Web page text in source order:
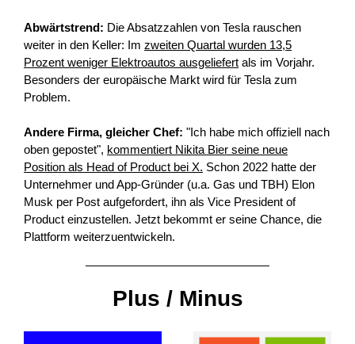
Abwärtstrend: Die Absatzzahlen von Tesla rauschen
weiter in den Keller: Im zweiten Quartal wurden 13,5
Prozent weniger Elektroautos ausgeliefert als im Vorjahr.
Besonders der europäische Markt wird für Tesla zum
Problem.
Andere Firma, gleicher Chef: "Ich habe mich offiziell nach
oben gepostet", kommentiert Nikita Bier seine neue
Position als Head of Product bei X. Schon 2022 hatte der
Unternehmer und App-Gründer (u.a. Gas und TBH) Elon
Musk per Post aufgefordert, ihn als Vice President of
Product einzustellen. Jetzt bekommt er seine Chance, die
Plattform weiterzuentwickeln.
Plus / Minus